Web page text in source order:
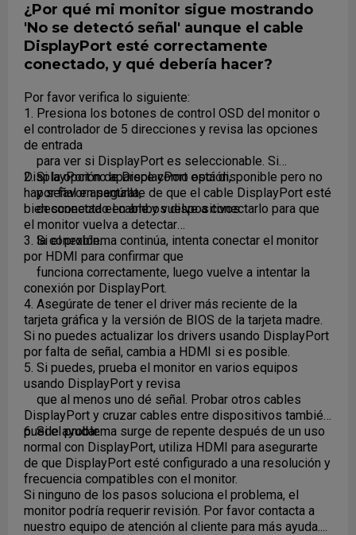
¿Por qué mi monitor sigue mostrando
'No se detectó señal' aunque el cable
DisplayPort esté correctamente
conectado, y qué debería hacer?
Por favor verifica lo siguiente:
1. Presiona los botones de control OSD del monitor o
el controlador de 5 direcciones y revisa las opciones
de entrada
para ver si DisplayPort es seleccionable. Si
DisplayPort no aparece como opción,
por favor asegúrate de que el cable DisplayPort esté
bien conectado en ambos dispositivos.
2. Si la opción de DisplayPort está disponible pero no
hay señal en pantalla,
desconecta el cable y vuelve a conectarlo para que
el monitor vuelva a detectar
la conexión.
3. Si el problema continúa, intenta conectar el monitor
por HDMI para confirmar que
funciona correctamente, luego vuelve a intentar la
conexión por DisplayPort.
4. Asegúrate de tener el driver más reciente de la
tarjeta gráfica y la versión de BIOS de la tarjeta madre.
Si no puedes actualizar los drivers usando DisplayPort
por falta de señal, cambia a HDMI si es posible.
5. Si puedes, prueba el monitor en varios equipos
usando DisplayPort y revisa
que al menos uno dé señal. Probar otros cables
DisplayPort y cruzar cables entre dispositivos también
puede ayudar.
6. Si el problema surge de repente después de un uso
normal con DisplayPort, utiliza HDMI para asegurarte
de que DisplayPort esté configurado a una resolución y
frecuencia compatibles con el monitor.
Si ninguno de los pasos soluciona el problema, el
monitor podría requerir revisión. Por favor contacta a
nuestro equipo de atención al cliente para más ayuda....